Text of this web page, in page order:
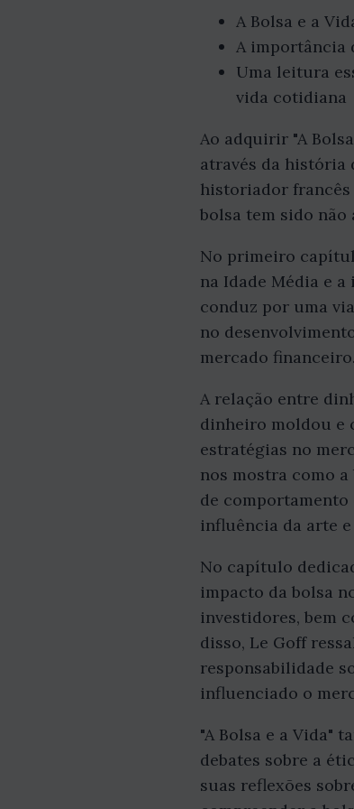
A Bolsa e a
A importância
Uma leitura
vida cotidiana
Ao adquirir "A
através da história
historiador francês
bolsa tem sido não
No primeiro
na Idade Média e
conduz por uma
no
mercado financeiro.
A relação entre
dinheiro moldou e
estratégias no
nos mostra como
de comportamento
influência da arte
No capítulo
impacto da bolsa
investidores, bem
disso, Le Goff
responsabilidade
influenciado o
"A Bolsa e a Vida"
debates sobre a
suas reflexões